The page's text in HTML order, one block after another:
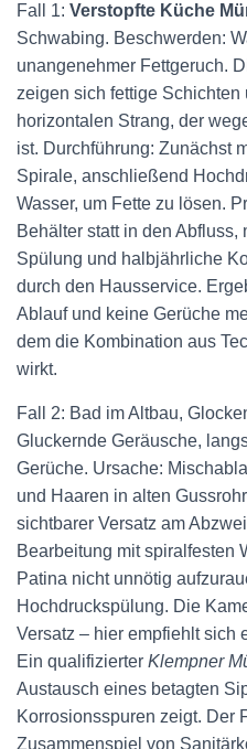
Fall 1: Verstopfte Küche
Schwabing. Beschwerden:
unangenehmer Fettgeruch.
zeigen sich fettige
horizontalen Strang, der
ist. Durchführung: Zunächst
Spirale, anschließend
Wasser, um Fette zu lösen.
Behälter statt in den
Spülung und halbjährliche
durch den Hausservice.
Ablauf und keine Gerüche
dem die Kombination aus
wirkt.
Fall 2: Bad im Altbau,
Gluckernde Geräusche,
Gerüche. Ursache:
und Haaren in alten
sichtbarer Versatz am
Bearbeitung mit spiralfesten
Patina nicht unnötig
Hochdruckspülung. Die
Versatz – hier empfiehlt sich
Ein qualifizierter Klempner
Austausch eines betagten
Korrosionsspuren zeigt. Der
Zusammenspiel von